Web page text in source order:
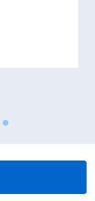
Italiano nel